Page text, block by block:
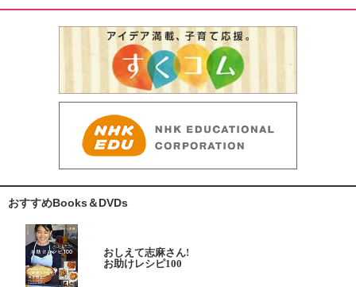
おすすめBooks＆DVDs
おしえて志麻さん!
お助けレシピ100